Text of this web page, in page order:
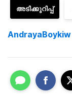
അടിക്കുറിപ്പ്
AndrayaBoykiw